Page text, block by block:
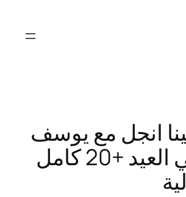
انجل مع يوسف
خليل في العيد +20 كامل